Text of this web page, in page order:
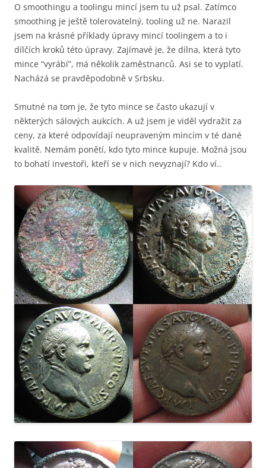
O smoothingu a toolingu mincí jsem tu už psal. Zatímco
smoothing je ještě tolerovatelný, tooling už ne. Narazil
jsem na krásné příklady úpravy mincí toolingem a to i
dílčích kroků této úpravy. Zajímavé je, že dílna, která tyto
mince “vyrábí”, má několik zaměstnanců. Asi se to vyplatí.
Nacházá se pravděpodobně v Srbsku.
Smutné na tom je, že tyto mince se často ukazují v
některých sálových aukcích. A už jsem je viděl vydražit za
ceny, za které odpovídají neupraveným mincím v té dané
kvalitě. Nemám ponětí, kdo tyto mince kupuje. Možná jsou
to bohatí investoři, kteří se v nich nevyznají? Kdo ví..